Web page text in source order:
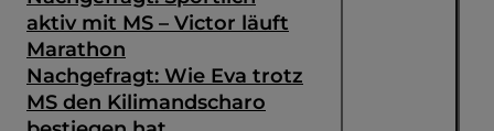
aktiv mit MS – Victor läuft
Marathon
Nachgefragt: Wie Eva trotz
MS den Kilimandscharo